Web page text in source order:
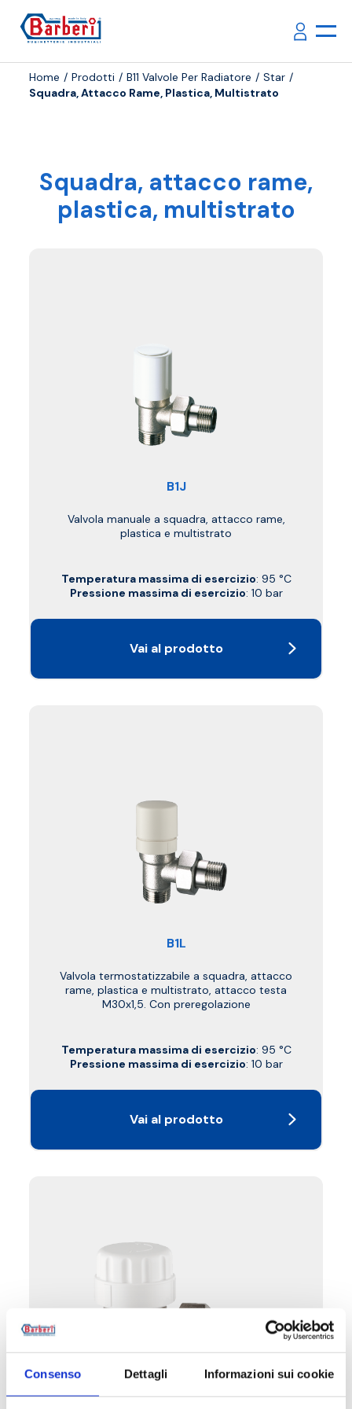
Consenso Dettagli Informazioni sui cookie
Home Prodotti B11 Valvole Per Radiatore
Star
Squadra, Attacco Rame, Plastica, Multistrato
Squadra, attacco rame,
plastica, multistrato
B1J
Valvola manuale a squadra, attacco rame,
plastica e multistrato
Temperatura massima di esercizio: 95 °C
Pressione massima di esercizio: 10 bar
Vai al prodotto
B1L
Valvola termostatizzabile a squadra, attacco
rame, plastica e multistrato, attacco testa
M30x1,5. Con preregolazione
Temperatura massima di esercizio: 95 °C
Pressione massima di esercizio: 10 bar
Vai al prodotto